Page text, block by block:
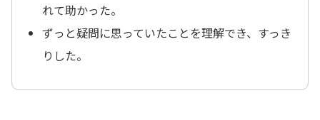
れて助かった。
ずっと疑問に思っていたことを理解でき、すっき
りした。